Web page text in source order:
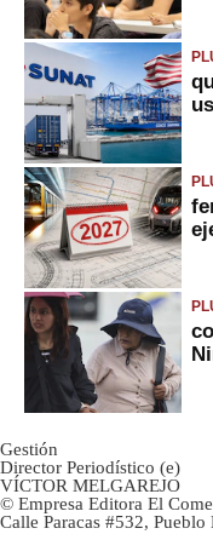
Gestión
Director Periodístico (e)
VÍCTOR MELGAREJO
© Empresa Editora El
Calle Paracas #532,